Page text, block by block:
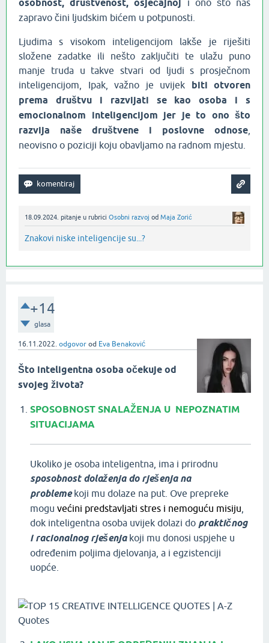
osobnost, društvenost, osjećajnoj i ono što nas
zapravo čini ljudskim bićem u potpunosti.
Ljudima s visokom inteligencijom lakše je riješiti
složene zadatke ili nešto zaključiti te ulažu puno
manje truda u takve stvari od ljudi s prosječnom
inteligencijom, Ipak, važno je uvijek biti otvoren
prema društvu i razvijati se kao osoba i s
emocionalnom inteligencijom jer je to ono što
razvija naše društvene i poslovne odnose
neovisno o poziciji koju obavljamo na radnom mjestu.
18.09.2024. pitanje u rubrici Osobni razvoj od Maja Zorić
Znakovi niske inteligencije su...?
+14
glasa
16.11.2022. odgovor od Eva Benaković
Što inteligentna osoba očekuje od
svojeg života?
SPOSOBNOST SNALAŽENJA U NEPOZNATIM
SITUACIJAMA
Ukoliko je osoba inteligentna, ima i prirodnu
sposobnost dolaženja do rješenja na
problemekoji mu dolaze na put. Ove prepreke
mogu većini predstavljati stres i nemoguću misiju
dok inteligentna osoba uvijek dolazi do praktičnog
i racionalnog rješenjakoji mu donosi uspjehe u
određenim poljima djelovanja, a i egzistenciji
uopće.